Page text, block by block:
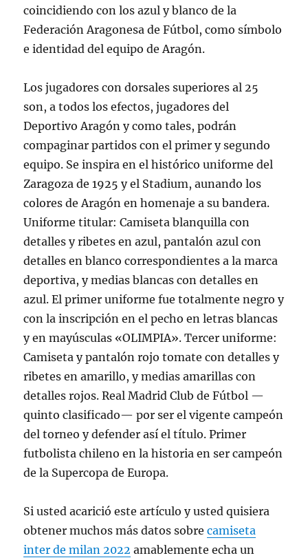
coincidiendo con los azul y blanco de la
Federación Aragonesa de Fútbol, como símbolo
e identidad del equipo de Aragón.
Los jugadores con dorsales superiores al 25
son, a todos los efectos, jugadores del
Deportivo Aragón y como tales, podrán
compaginar partidos con el primer y segundo
equipo. Se inspira en el histórico uniforme del
Zaragoza de 1925 y el Stadium, aunando los
colores de Aragón en homenaje a su bandera.
Uniforme titular: Camiseta blanquilla con
detalles y ribetes en azul, pantalón azul con
detalles en blanco correspondientes a la marca
deportiva, y medias blancas con detalles en
azul. El primer uniforme fue totalmente negro y
con la inscripción en el pecho en letras blancas
y en mayúsculas «OLIMPIA». Tercer uniforme:
Camiseta y pantalón rojo tomate con detalles y
ribetes en amarillo, y medias amarillas con
detalles rojos. Real Madrid Club de Fútbol —
quinto clasificado— por ser el vigente campeón
del torneo y defender así el título. Primer
futbolista chileno en la historia en ser campeón
de la Supercopa de Europa.
Si usted acarició este artículo y usted quisiera
obtener muchos más datos sobrecamiseta
inter de milan 2022 amablemente echa un